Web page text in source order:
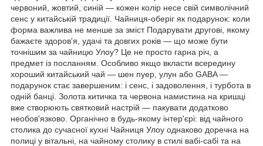
червоний, жовтий, синій — кожен колір несе свій символічний
сенс у китайській традиції. Чайниця-оберіг як подарунок: коли
форма важлива не менше за зміст Подарувати другові, якому
бажаєте здоров'я, удачі та довгих років — що може бути
точнішим за чайницю Улоу? Це не просто гарна річ, а
предмет із посланням. Особливо якщо вкласти всередину
хороший китайський чай — шен пуер, улун або GABA —
подарунок стає завершеним: і сенс, і задоволення, і турбота в
одній банці. Золота китичка та червона намистина на кришці
вже створюють святковий настрій — пакувати додатково
необов'язково. Органічно в будь-якому інтер'єрі: від чайного
столика до сучасної кухні Чайниця Улоу однаково доречна на
полиці у вітальні, на чайному столику в стилі вабі-сабі та на